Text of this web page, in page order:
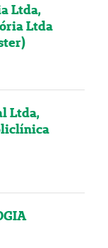
Ltda,
Ltda
Ltda,